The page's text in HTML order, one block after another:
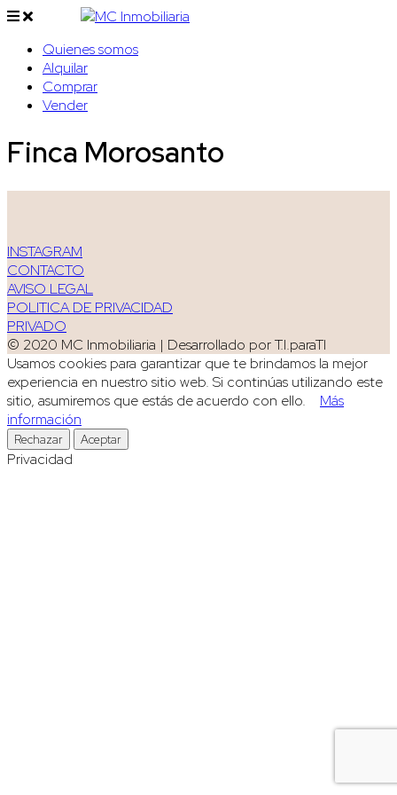
Quienes somos
Alquilar
Comprar
Vender
Finca Morosanto
INSTAGRAM
CONTACTO
AVISO LEGAL
POLITICA DE PRIVACIDAD
PRIVADO
© 2020 MC Inmobiliaria | Desarrollado por T.I.paraTI
Usamos cookies para garantizar que te brindamos la mejor
experiencia en nuestro sitio web. Si continúas utilizando este
sitio, asumiremos que estás de acuerdo con ello. Más
información
Rechazar Aceptar
Privacidad